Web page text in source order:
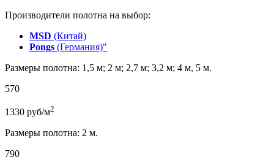
Производители полотна на выбор:
MSD (Китай)
Pongs (Германия)"
Размеры полотна: 1,5 м; 2 м; 2,7 м; 3,2 м; 4 м, 5 м.
570
1330 руб/м2
Размеры полотна: 2 м.
790